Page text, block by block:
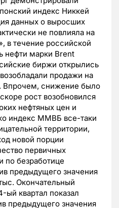
индекс Никкей
данных о выросших
не повлияла на
в течение российской
нефти марки Brent
биржи открылись
продажи на
Впрочем, снижение было
рост возобновился
нефтяных цен и
индекс ММВБ все-таки
территории,
новой порции
первичных
по безработице
предыдущего значения
Окончательный
квартал показал
предыдущего значения